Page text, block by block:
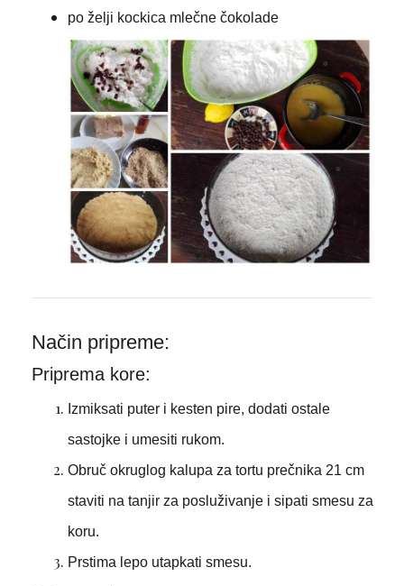
po želji kockica mlečne čokolade
Način pripreme:
Priprema kore:
Izmiksati puter i kesten pire, dodati ostale
sastojke i umesiti rukom.
Obruč okruglog kalupa za tortu prečnika 21 cm
staviti na tanjir za posluživanje i sipati smesu za
koru.
Prstima lepo utapkati smesu.